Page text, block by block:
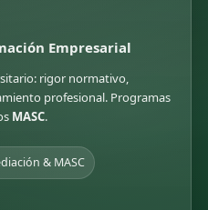
Empresarial
rigor normativo,
profesional. Programas
MASC.
& MASC